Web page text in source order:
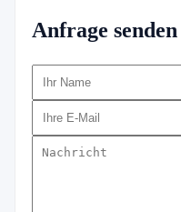
Anfrage senden
Ihr Name
Ihre E-Mail
Nachricht